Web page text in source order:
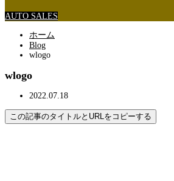
AUTO SALES
ホーム
Blog
wlogo
wlogo
2022.07.18
この記事のタイトルとURLをコピーする